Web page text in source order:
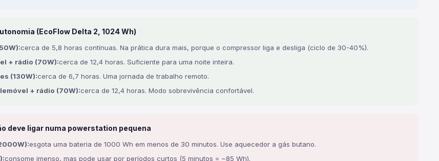
(EcoFlow Delta 2, 1024 Wh)
cerca de 5,8 horas contínuas. Na prática dura mais, porque o compressor liga e desliga (ciclo de 30-40%).
+ rádio (70W):cerca de 12,4 horas. Suficiente para uma noite inteira.
(130W):cerca de 6,7 horas. Uma jornada de trabalho remoto.
+ rádio (70W):cerca de 12,4 horas. Modo sobrevivência confortável.
deve ligar numa powerstation pequena
esgota uma bateria de 1000 Wh em menos de 30 minutos. Use aquecedor a gás butano.
consome imenso, mas pode usar por períodos curtos (5 minutos = ~85 Wh).